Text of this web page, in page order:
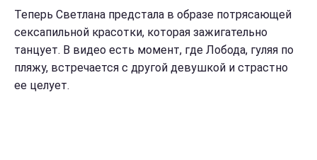
Теперь Светлана предстала в образе потрясающей
сексапильной красотки, которая зажигательно
танцует. В видео есть момент, где Лобода, гуляя по
пляжу, встречается с другой девушкой и страстно
ее целует.